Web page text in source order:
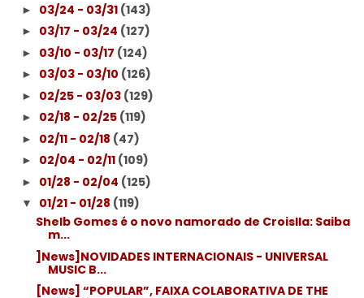
► 03/24 - 03/31 (143)
► 03/17 - 03/24 (127)
► 03/10 - 03/17 (124)
► 03/03 - 03/10 (126)
► 02/25 - 03/03 (129)
► 02/18 - 02/25 (119)
► 02/11 - 02/18 (47)
► 02/04 - 02/11 (109)
► 01/28 - 02/04 (125)
▼ 01/21 - 01/28 (119)
Shelb Gomes é o novo namorado de Croislla: Saiba
m...
]News]NOVIDADES INTERNACIONAIS - UNIVERSAL
MUSIC B...
[News] “POPULAR”, FAIXA COLABORATIVA DE THE